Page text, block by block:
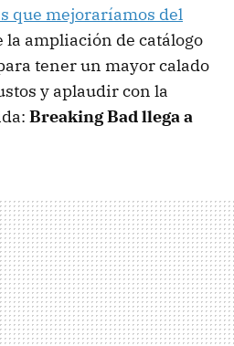
que mejoraríamos del
la ampliación de catálogo
tener un mayor calado
y aplaudir con la
Breaking Bad llega a